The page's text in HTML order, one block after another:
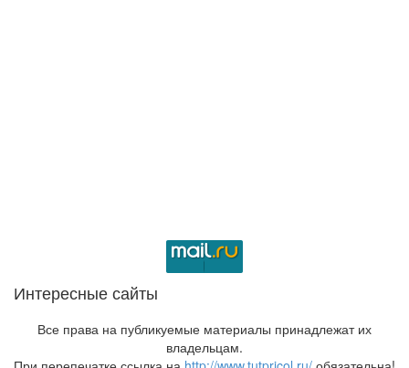
Интересные сайты
Все права на публикуемые материалы принадлежат их
владельцам.